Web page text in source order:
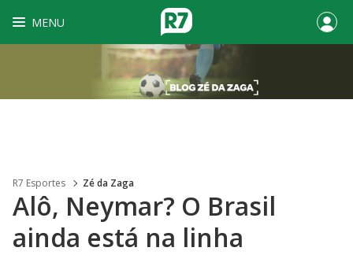
MENU
R7 Esportes Zé da Zaga
Alô, Neymar? O Brasil
ainda está na linha